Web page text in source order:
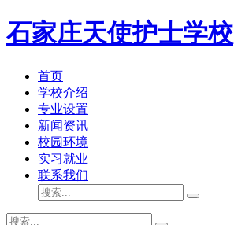
石家庄天使护士学校
首页
学校介绍
专业设置
新闻资讯
校园环境
实习就业
联系我们